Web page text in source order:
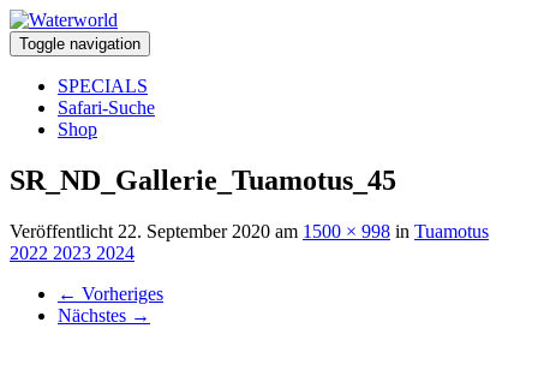
Toggle navigation
SPECIALS
Safari-Suche
Shop
SR_ND_Gallerie_Tuamotus_45
Veröffentlicht 22. September 2020 am 1500 × 998 in Tuamotus
2022 2023 2024
← Vorheriges
Nächstes →